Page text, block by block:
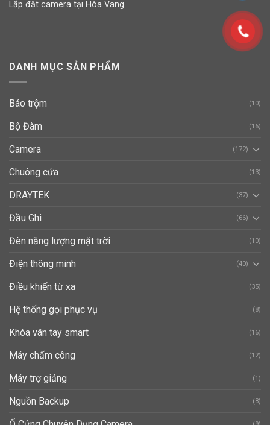
Lắp đặt camera tại Hòa Vang
DANH MỤC SẢN PHẨM
Báo trộm (10)
Bộ Đàm (16)
Camera (172)
Chuông cửa (13)
DRAYTEK (37)
Đầu Ghi (66)
Đèn năng lượng mặt trời (10)
Điện thông minh (40)
Điều khiển từ xa (35)
Hệ thống gọi phục vụ (8)
Khóa vân tay smart (16)
Máy chấm công (12)
Máy trợ giảng (1)
Nguồn Backup (8)